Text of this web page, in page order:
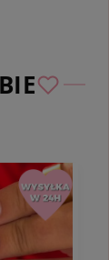
49 cm (w